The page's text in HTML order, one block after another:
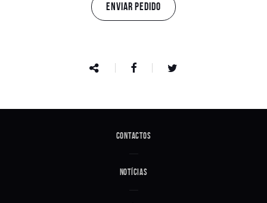
ENVIAR PEDIDO
Contactos
Notícias